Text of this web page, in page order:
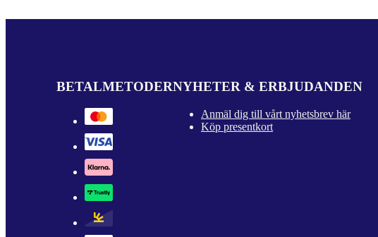
BETALMETODERNYHETER & ERBJUDANDEN
Anmäl dig till vårt nyhetsbrev här
Köp presentkort